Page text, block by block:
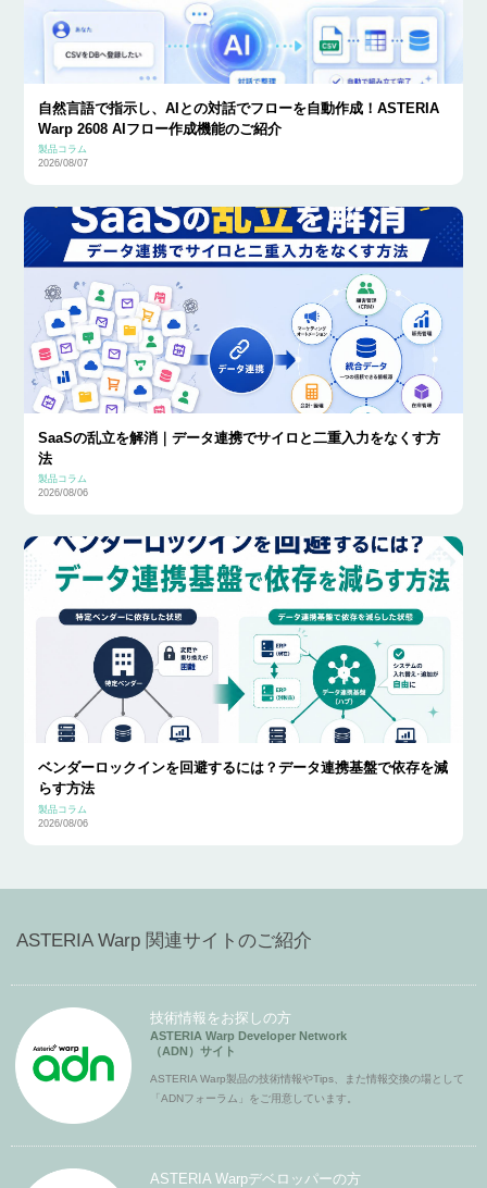
自然言語で指示し、AIとの対話でフローを自動作成！ASTERIA
Warp 2608 AIフロー作成機能のご紹介
製品コラム
2026/08/07
SaaSの乱立を解消｜データ連携でサイロと二重入力をなくす方
法
製品コラム
2026/08/06
ベンダーロックインを回避するには？データ連携基盤で依存を減
らす方法
製品コラム
2026/08/06
ASTERIA Warp 関連サイトのご紹介
技術情報をお探しの方
ASTERIA Warp Developer Network
（ADN）サイト
ASTERIA Warp製品の技術情報やTips、また情報交換の場として
「ADNフォーラム」をご用意しています。
ASTERIA Warpデベロッパーの方